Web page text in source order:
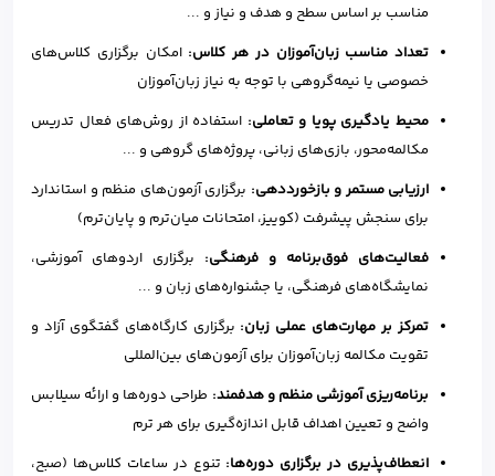
مناسب بر اساس سطح و هدف و نیاز و ...
تعداد مناسب زبان‌آموزان در هر کلاس:امکان برگزاری کلاس‌های
خصوصی یا نیمه‌گروهی با توجه به نیاز زبان‌آموزان
محیط یادگیری پویا و تعاملی: استفاده از روش‌های فعال تدریس
مکالمه‌محور، بازی‌های زبانی، پروژه‌های گروهی و ...
ارزیابی مستمر و بازخورددهی: برگزاری آزمون‌های منظم و استاندارد
برای سنجش پیشرفت (کوییز، امتحانات میان‌ترم و پایان‌ترم)
فعالیت‌های فوق‌برنامه و فرهنگی: برگزاری اردوهای آموزشی،
نمایشگاه‌های فرهنگی، یا جشنواره‌های زبان و ...
تمرکز بر مهارت‌های عملی زبان: برگزاری کارگاه‌های گفتگوی آزاد و
تقویت مکالمه زبان‌آموزان برای آزمون‌های بین‌المللی
برنامه‌ریزی آموزشی منظم و هدفمند: طراحی دوره‌ها و ارائه سیلابس
واضح و تعیین اهداف قابل اندازه‌گیری برای هر ترم
انعطاف‌پذیری در برگزاری دوره‌ها: تنوع در ساعات کلاس‌ها (صبح،